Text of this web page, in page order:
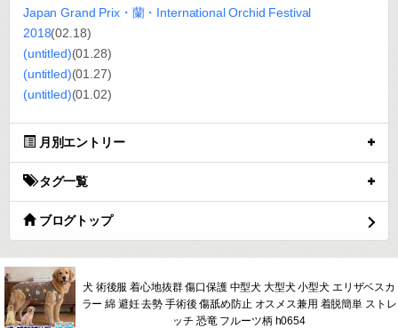
Japan Grand Prix・蘭・International Orchid Festival
2018(02.18)
(untitled)(01.28)
(untitled)(01.27)
(untitled)(01.02)
月別エントリー
タグ一覧
ブログトップ
犬 術後服 着心地抜群 傷口保護 中型犬 大型犬 小型犬 エリザベスカ
ラー 綿 避妊 去勢 手術後 傷舐め防止 オスメス兼用 着脱簡単 ストレ
ッチ 恐竜 フルーツ柄 h0654